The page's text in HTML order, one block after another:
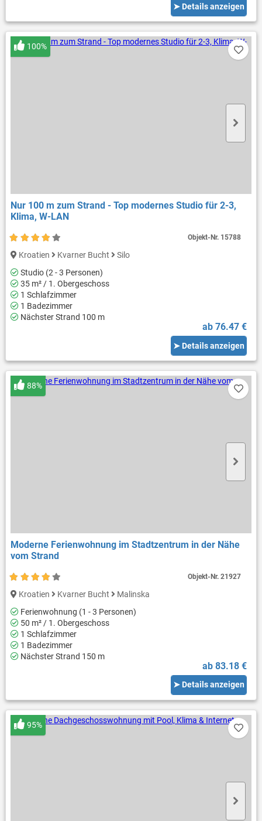
➤ Details anzeigen
Nur 100 m zum Strand - Top modernes Studio für 2-3,
Klima, W-LAN
100%
Kroatien Kvarner Bucht
Silo
Studio (2 - 3 Personen)
35 m² / 1. Obergeschoss
1 Schlafzimmer
1 Badezimmer
Nächster Strand 100 m
ab 76.47 €
➤ Details anzeigen
Objekt-Nr. 15788
Moderne Ferienwohnung im Stadtzentrum in der Nähe
vom Strand
88%
Kroatien Kvarner Bucht
Malinska
Ferienwohnung (1 - 3 Personen)
50 m² / 1. Obergeschoss
1 Schlafzimmer
1 Badezimmer
Nächster Strand 150 m
ab 83.18 €
➤ Details anzeigen
Objekt-Nr.21927
95%